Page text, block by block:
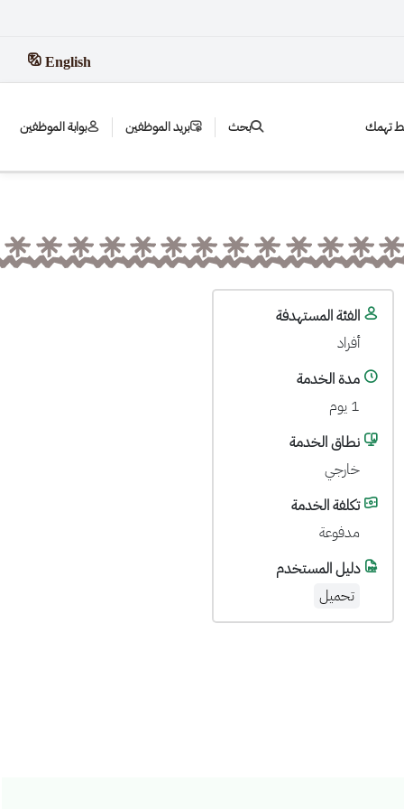
English
تهمك بحث بريد الموظفين بوابة الموظفين
الفئة المستهدفة
أفراد
مدة الخدمة
1 يوم
نطاق الخدمة
خارجي
تكلفة الخدمة
مدفوعة
دليل المستخدم
تحميل